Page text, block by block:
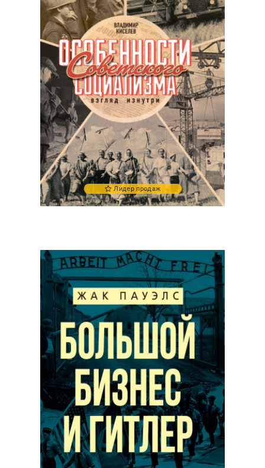
Лидер продаж